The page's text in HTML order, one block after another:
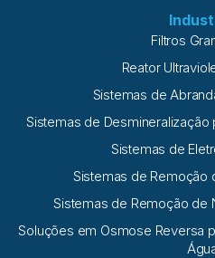
Filtros
Reator
Sistemas de
Sistemas de Desmineralização
Sistemas de
Sistemas de Remoção
Sistemas de Remoção de
Soluções em Osmose Reversa